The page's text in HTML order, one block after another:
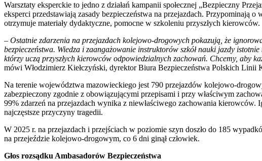
Warsztaty eksperckie to jedno z działań kampanii społecznej „Bezpieczny
eksperci przedstawiają zasady bezpieczeństwa na przejazdach.
otrzymuje materiały dydaktyczne, pomocne w szkoleniu przyszłych kierowców.
– Ostatnie zdarzenia na przejazdach kolejowo-drogowych pokazują, że
bezpieczeństwa. Wiedza i zaangażowanie instruktorów szkół nauki jazdy
którzy uczą przyszłych kierowców odpowiedzialnych zachowań. Chcemy, aby
mówi Włodzimierz Kiełczyński, dyrektor Biura Bezpieczeństwa Polskich Linii
Na terenie województwa mazowieckiego jest 790 przejazdów kolejowo-
zabezpieczony zgodnie z obowiązującymi przepisami i przy właściwym
99% zdarzeń na przejazdach wynika z niewłaściwego zachowania
najczęstsze przyczyny tragedii.
W 2025 r. na przejazdach i przejściach w poziomie szyn doszło do 185
na przejeździe kolejowo-drogowym, co 6 dni ginął człowiek.
Głos rozsądku Ambasadorów Bezpieczeństwa